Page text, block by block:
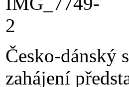
Česko-dánský
zahájení